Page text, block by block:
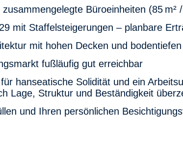
Büroeinheiten (85 m² /
mit Staffelsteigerungen – planbare
mit hohen Decken und
fußläufig gut erreichbar
hanseatische Solidität und ein
Lage, Struktur und Beständigkeit
und Ihren persönlichen